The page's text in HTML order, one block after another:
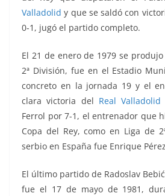
Valladolid y que se saldó con
0-1, jugó el partido completo.
El 21 de enero de 1979 se
2ª División, fue en el Estadio
concreto en la jornada 19 y el
clara victoria del Real Valladolid
Ferrol por 7-1, el entrenador que
Copa del Rey, como en Liga de
serbio en España fue Enrique
El último partido de Radoslav
fue el 17 de mayo de 1981,